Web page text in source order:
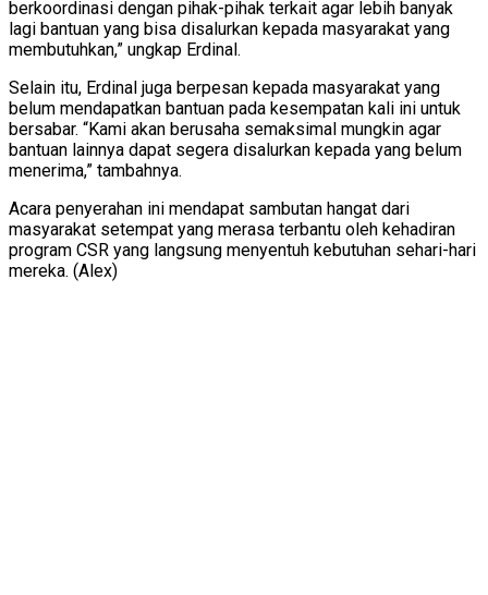
berkoordinasi dengan pihak-pihak terkait agar lebih banyak
lagi bantuan yang bisa disalurkan kepada masyarakat yang
membutuhkan,” ungkap Erdinal.
Selain itu, Erdinal juga berpesan kepada masyarakat yang
belum mendapatkan bantuan pada kesempatan kali ini untuk
bersabar. “Kami akan berusaha semaksimal mungkin agar
bantuan lainnya dapat segera disalurkan kepada yang belum
menerima,” tambahnya.
Acara penyerahan ini mendapat sambutan hangat dari
masyarakat setempat yang merasa terbantu oleh kehadiran
program CSR yang langsung menyentuh kebutuhan sehari-hari
mereka. (Alex)